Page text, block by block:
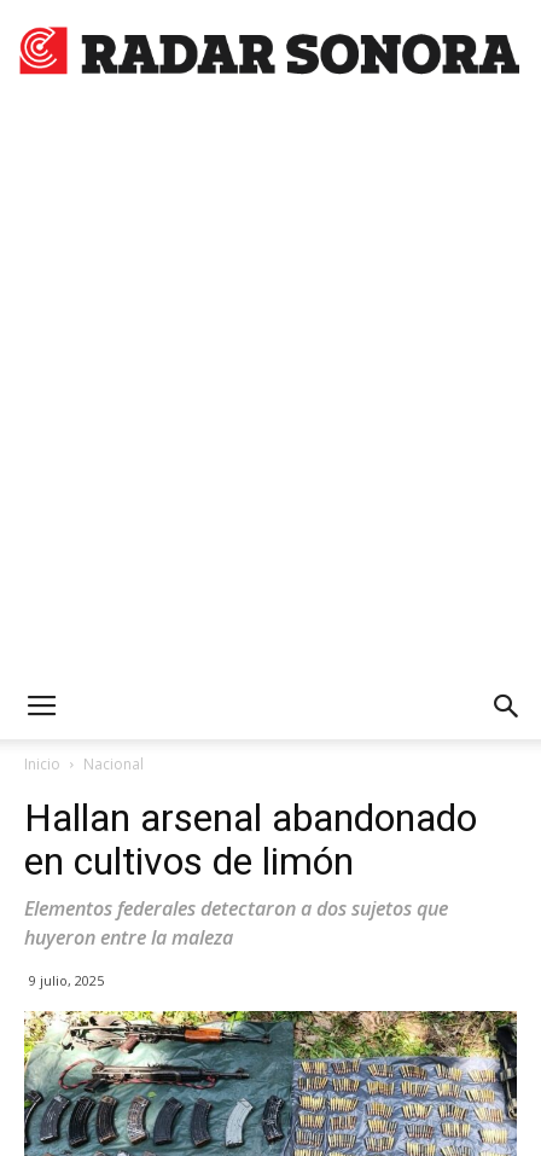
Inicio Nacional
Hallan arsenal abandonado
en cultivos de limón
Elementos federales detectaron a dos sujetos que
huyeron entre la maleza
9 julio, 2025